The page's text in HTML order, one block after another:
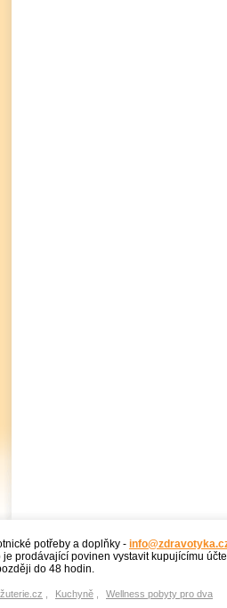
potřeby a doplňky -
prodávající povinen vystavit kupujícímu
do 48 hodin.
Kuchyně Wellness pobyty pro dva